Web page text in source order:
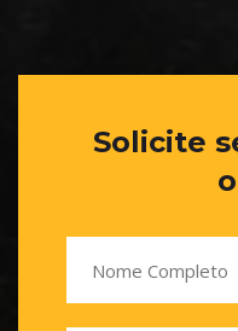
Solicite